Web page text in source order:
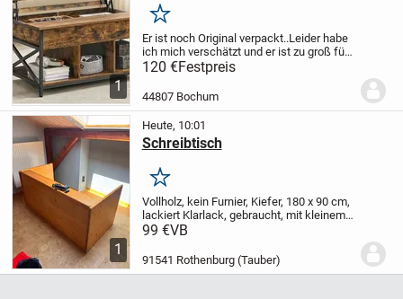
1
Merken
Er ist noch Original verpackt..Leider habe
ich mich verschätzt und er ist zu groß für
mein Wohnzimmer.Und möchte deshalb
104,5×49.5×{49-
61,5}cm/LBH*Selbstabholung "
120 €Festpreis
44807 Bochum
1
Heute, 10:01
Schreibtisch
Merken
Vollholz, kein Furnier, Kiefer, 180 x 90 cm,
lackiert Klarlack, gebraucht, mit kleinem
rollbaren Schränkchen zum
99 €VB
91541 Rothenburg (Tauber)